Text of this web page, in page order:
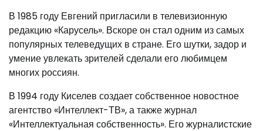
В 1985 году Евгений пригласили в телевизионную
редакцию «Карусель». Вскоре он стал одним из самых
популярных телеведущих в стране. Его шутки, задор и
умение увлекать зрителей сделали его любимцем
многих россиян.
В 1994 году Киселев создает собственное новостное
агентство «Интеллект-ТВ», а также журнал
«Интеллектуальная собственность». Его журналистские